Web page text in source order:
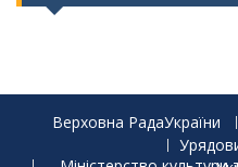
Верховна РадаУкраїни